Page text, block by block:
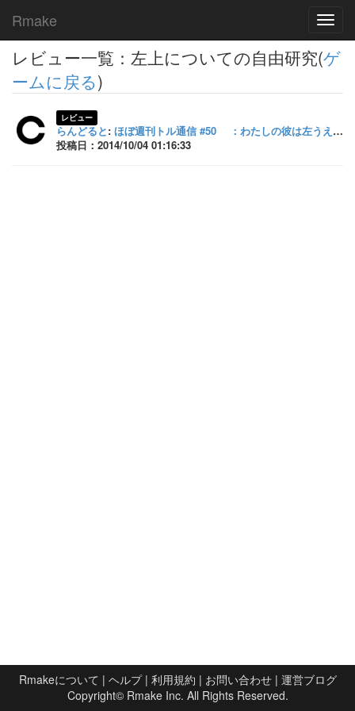
Rmake
レビュー一覧：左上についての自由研究(ゲ
ームに戻る)
レビュー
らんどると: ほぼ週刊トル通信 #50 ：わたしの彼は左うえ ※（第一部完）
投稿日：2014/10/04 01:16:33
Rmakeについて | ヘルプ| 利用規約 | お問い合わせ| 運営ブログ
Copyright© Rmake Inc. All Rights Reserved.